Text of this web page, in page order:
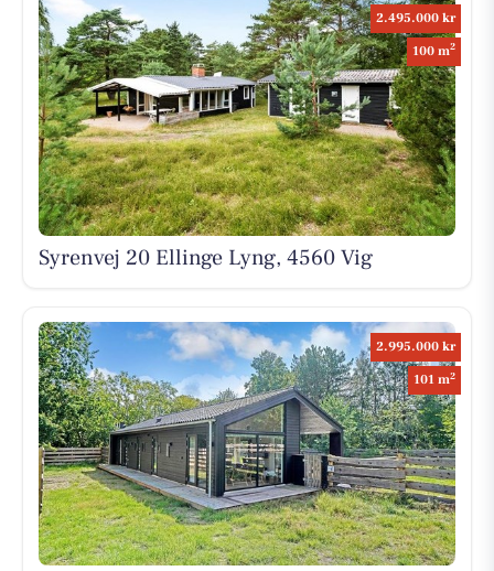
2.495.000 kr
100 m2
Syrenvej 20 Ellinge Lyng, 4560 Vig
2.995.000 kr
101 m2